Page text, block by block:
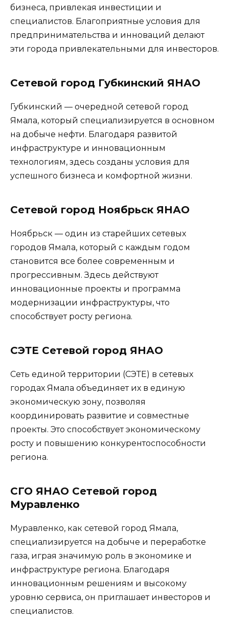
бизнеса, привлекая инвестиции и
специалистов. Благоприятные условия для
предпринимательства и инноваций делают
эти города привлекательными для инвесторов.
Сетевой город Губкинский ЯНАО
Губкинский — очередной сетевой город
Ямала, который специализируется в основном
на добыче нефти. Благодаря развитой
инфраструктуре и инновационным
технологиям, здесь созданы условия для
успешного бизнеса и комфортной жизни.
Сетевой город Ноябрьск ЯНАО
Ноябрьск — один из старейших сетевых
городов Ямала, который с каждым годом
становится все более современным и
прогрессивным. Здесь действуют
инновационные проекты и программа
модернизации инфраструктуры, что
способствует росту региона.
СЭТЕ Сетевой город ЯНАО
Сеть единой территории (СЭТЕ) в сетевых
городах Ямала объединяет их в единую
экономическую зону, позволяя
координировать развитие и совместные
проекты. Это способствует экономическому
росту и повышению конкурентоспособности
региона.
СГО ЯНАО Сетевой город
Муравленко
Муравленко, как сетевой город Ямала,
специализируется на добыче и переработке
газа, играя значимую роль в экономике и
инфраструктуре региона. Благодаря
инновационным решениям и высокому
уровню сервиса, он приглашает инвесторов и
специалистов.